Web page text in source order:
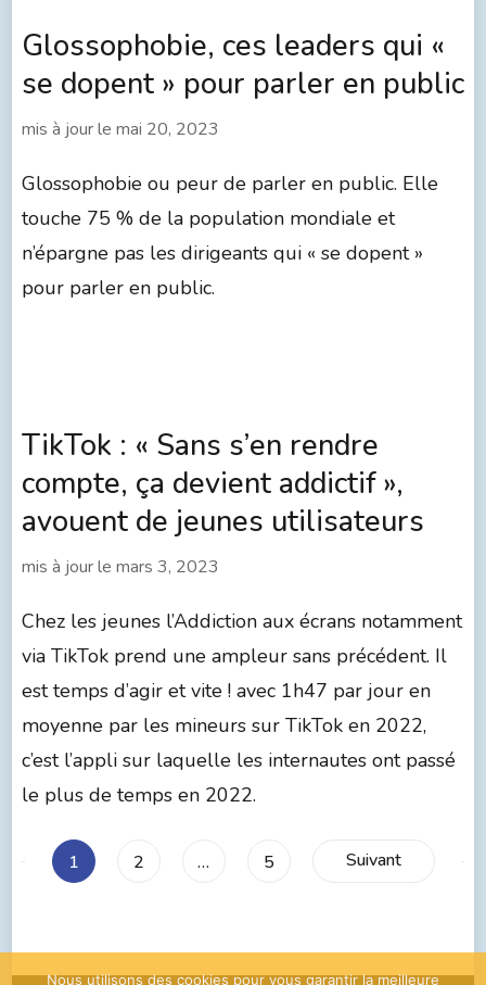
Glossophobie, ces leaders qui «
se dopent » pour parler en public
mis à jour le mai 20, 2023
Glossophobie ou peur de parler en public. Elle
touche 75 % de la population mondiale et
n’épargne pas les dirigeants qui « se dopent »
pour parler en public.
TikTok : « Sans s’en rendre
compte, ça devient addictif »,
avouent de jeunes utilisateurs
mis à jour le mars 3, 2023
Chez les jeunes l’Addiction aux écrans notamment
via TikTok prend une ampleur sans précédent. Il
est temps d’agir et vite ! avec 1h47 par jour en
moyenne par les mineurs sur TikTok en 2022,
c’est l’appli sur laquelle les internautes ont passé
le plus de temps en 2022.
1 2 … 5 Suivant
Nous utilisons des cookies pour vous garantir la meilleure